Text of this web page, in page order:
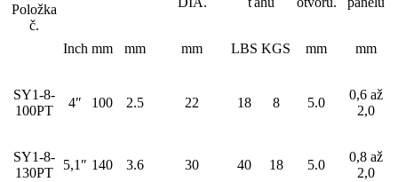
Položka
č.
Inch mm mm mm LBS KGS mm mm
SY1-8-
100PT
4″ 100 2.5 22 18 8 5.0
0,6 až
2,0
SY1-8-
130PT
5,1″ 140 3.6 30 40 18 5.0
0,8 až
2,0